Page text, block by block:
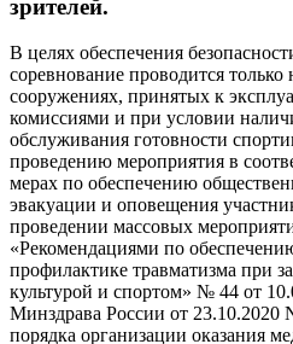
зрителей.
В целях обеспечения
соревнование проводится
сооружениях, принятых к
комиссиями и при условии
обслуживания готовности
проведению мероприятия в
мерах по обеспечению
эвакуации и оповещения
проведении массовых
«Рекомендациями по
профилактике травматизма при
культурой и спортом» № 44 от
Минздрава России от 23.10.2020
порядка организации оказания